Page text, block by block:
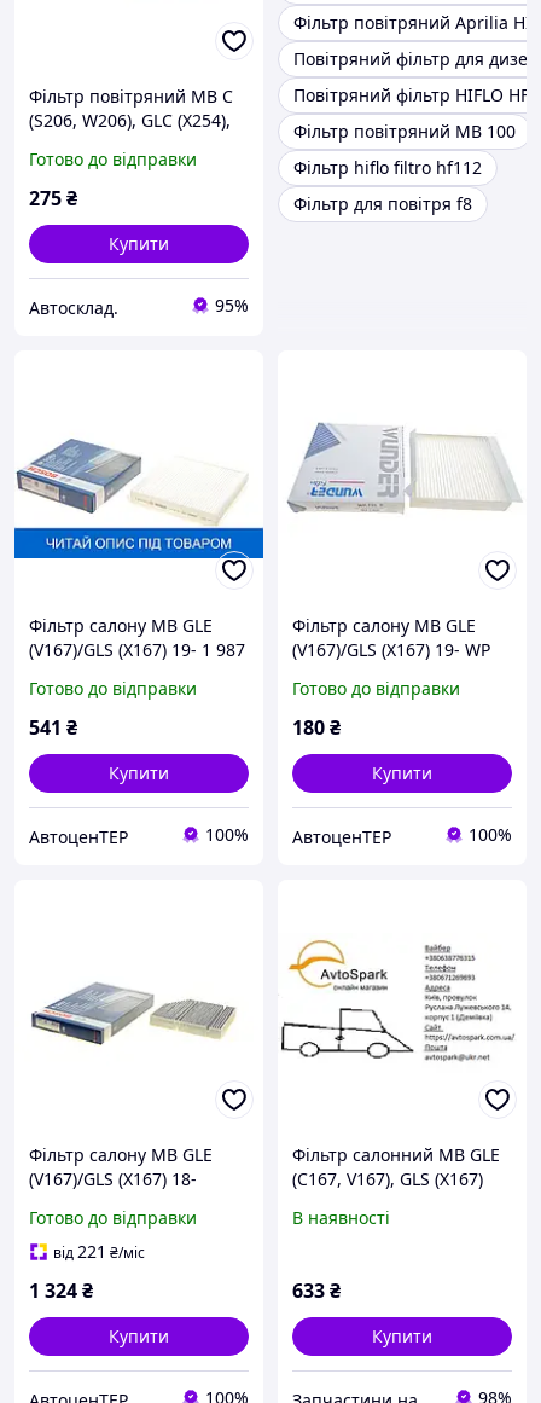
Фільтр повітряний MB C
(S206, W206), GLC (X254),
(21-), SHAFER (SX9972)
Готово до відправки
275₴
Купити
Автосклад. 95%
Фільтр повітряний Aprilia
Повітряний фільтр для
Повітряний фільтр HIFLO
Фільтр повітряний MB 100
Фільтр hiflo filtro hf112
Фільтр для повітря f8
Фільтр салону MB GLE
(V167)/GLS (X167) 19- 1 987
Готово до відправки
541 ₴
Купити
АвтоценТЕР 100%
Фільтр салону MB GLE
(V167)/GLS (X167) 19- WP
Готово до відправки
180₴
Купити
АвтоценТЕР 100%
Фільтр салону MB GLE
(V167)/GLS (X167) 18-
617TD
Готово до відправки
від221 ₴/міс
1 324₴
Купити
100%
Фільтр салонний MB GLE
(C167, V167), GLS (X167)
SHAFER SHAFER SX42729
В наявності
633₴
Купити
98%